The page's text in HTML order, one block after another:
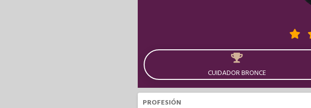
CUIDADOR BRONCE
PROFESIÓN